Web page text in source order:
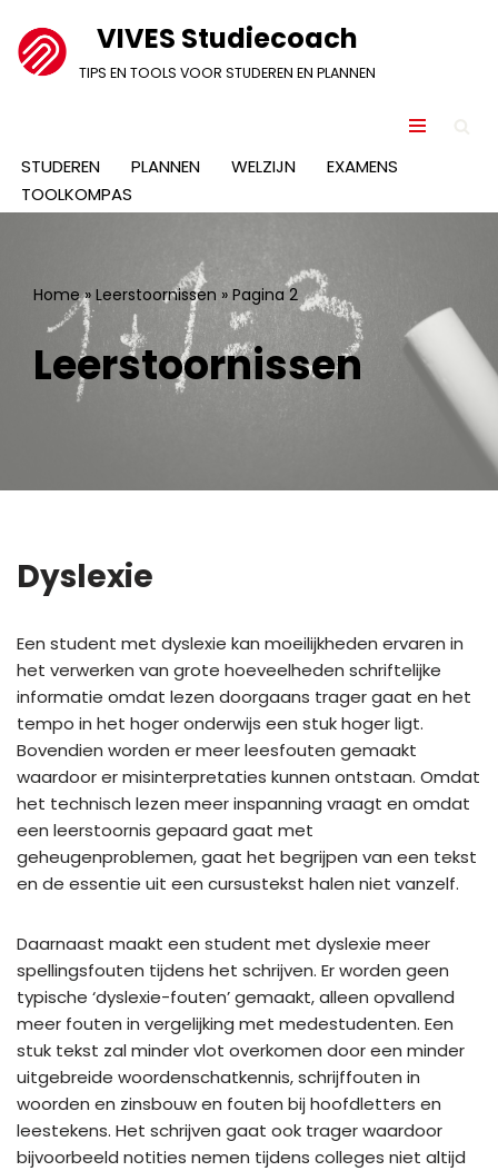
Ga
VIVES Studiecoach
TIPS EN TOOLS VOOR STUDEREN EN PLANNEN
STUDEREN PLANNEN WELZIJN
EXAMENS
TOOLKOMPAS
Home» Leerstoornissen » Pagina 2
Leerstoornissen
Dyslexie
Een student met dyslexie kan moeilijkheden ervaren in
het verwerken van grote hoeveelheden schriftelijke
informatie omdat lezen doorgaans trager gaat en het
tempo in het hoger onderwijs een stuk hoger ligt.
Bovendien worden er meer leesfouten gemaakt
waardoor er misinterpretaties kunnen ontstaan. Omdat
het technisch lezen meer inspanning vraagt en omdat
een leerstoornis gepaard gaat met
geheugenproblemen, gaat het begrijpen van een tekst
en de essentie uit een cursustekst halen niet vanzelf.
Daarnaast maakt een student met dyslexie meer
spellingsfouten tijdens het schrijven. Er worden geen
typische ‘dyslexie-fouten’ gemaakt, alleen opvallend
meer fouten in vergelijking met medestudenten. Een
stuk tekst zal minder vlot overkomen door een minder
uitgebreide woordenschatkennis, schrijffouten in
woorden en zinsbouw en fouten bij hoofdletters en
leestekens. Het schrijven gaat ook trager waardoor
bijvoorbeeld notities nemen tijdens colleges niet altijd